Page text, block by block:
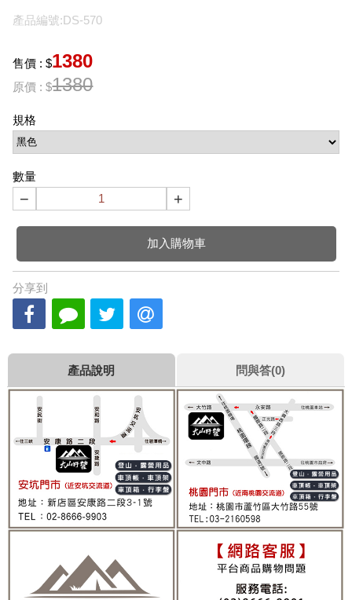
產品編號:DS-570
售價 : $1380
原價 : $1380
規格
數量
− +
加入購物車
分享到
產品說明 問與答(0)